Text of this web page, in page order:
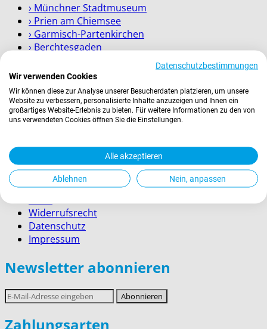
› Münchner Stadtmuseum
› Prien am Chiemsee
› Garmisch-Partenkirchen
› Berchtesgaden
Wissenswertes
Zahlung
Versand
Rechtliches
Widerrufsrecht
Datenschutz
Impressum
Newsletter abonnieren
E-
Mail-
Adresse
Abonnieren
Zahlungsarten
Datenschutzbestimmungen
Wir verwenden Cookies
Wir können diese zur Analyse unserer Besucherdaten platzieren, um unsere
Website zu verbessern, personalisierte Inhalte anzuzeigen und Ihnen ein
großartiges Website-Erlebnis zu bieten. Für weitere Informationen zu den von
uns verwendeten Cookies öffnen Sie die Einstellungen.
Alle akzeptieren
Ablehnen Nein, anpassen